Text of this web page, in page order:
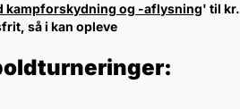
kampforskydning og -aflysning' til kr.
så i kan opleve